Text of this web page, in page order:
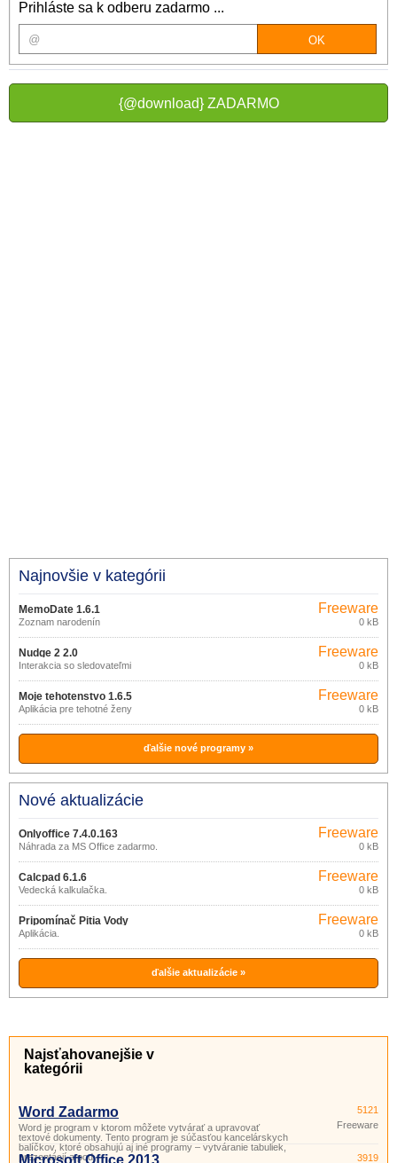
Prihláste sa k odberu zadarmo ...
{@download} ZADARMO
Najnovšie v kategórii
MemoDate 1.6.1
Zoznam narodenín
Freeware
0 kB
Nudge 2 2.0
Interakcia so sledovateľmi
Freeware
0 kB
Moje tehotenstvo 1.6.5
Aplikácia pre tehotné ženy
Freeware
0 kB
ďalšie nové programy »
Nové aktualizácie
Onlyoffice 7.4.0.163
Náhrada za MS Office zadarmo.
Freeware
0 kB
Calcpad 6.1.6
Vedecká kalkulačka.
Freeware
0 kB
Pripomínač Pitia Vody
Aplikácia.
Freeware
0 kB
ďalšie aktualizácie »
Najsťahovanejšie v
kategórii
Word Zadarmo
Word je program v ktorom môžete vytvárať a upravovať
textové dokumenty. Tento program je súčasťou kancelárskych
balíčkov, ktoré obsahujú aj iné programy – vytváranie tabuliek,
prezentácií a pod.
5121
Freeware
Microsoft Office 2013
3919